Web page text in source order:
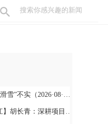
”不实（2026·08·07）
深耕项目一线 实干抢拼促发展